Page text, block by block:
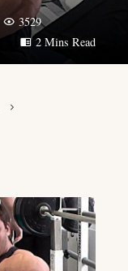
3529
2 Mins Read